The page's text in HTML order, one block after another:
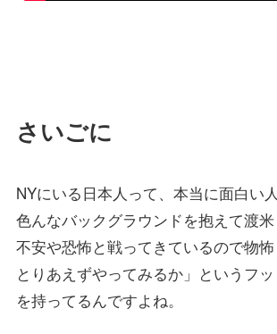
さいごに
NYにいる日本人って、本当に面白い
色んなバックグラウンドを抱えて渡米
不安や恐怖と戦ってきているので物
とりあえずやってみるか」というフ
を持ってるんですよね。